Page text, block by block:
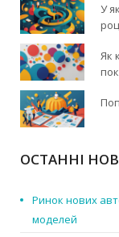
У
Як
ОСТАННІ
Ринок нових
моделей